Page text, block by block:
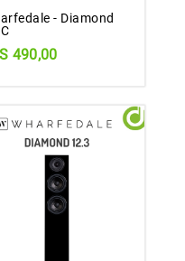
- Diamond
490,00